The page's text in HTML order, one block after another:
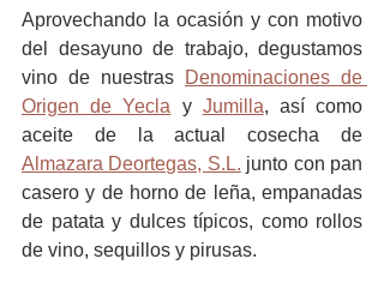
Aprovechando la ocasión y con motivo
del desayuno de trabajo, degustamos
vino de nuestras
Denominaciones de
Origen de Yecla y Jumilla, así como
Almazara Deortegas, S.L. junto con pan
casero y de horno de leña, empanadas
de patata y dulces típicos, como rollos
de vino, sequillos y pirusas.